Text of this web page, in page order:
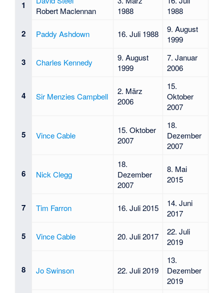
1
Robert Maclennan
1988
1988
2 Paddy Ashdown 16. Juli 1988
9. August
1999
3 Charles Kennedy
9. August
1999
7. Januar
2006
4 Sir Menzies Campbell
2. März
2006
15.
Oktober
2007
5 Vince Cable
15. Oktober
2007
18.
Dezember
2007
6 Nick Clegg
18.
Dezember
2007
8. Mai
2015
7 Tim Farron 16. Juli 2015
14. Juni
2017
5 Vince Cable 20. Juli 2017
22. Juli
2019
8 Jo Swinson 22. Juli 2019
13.
Dezember
2019